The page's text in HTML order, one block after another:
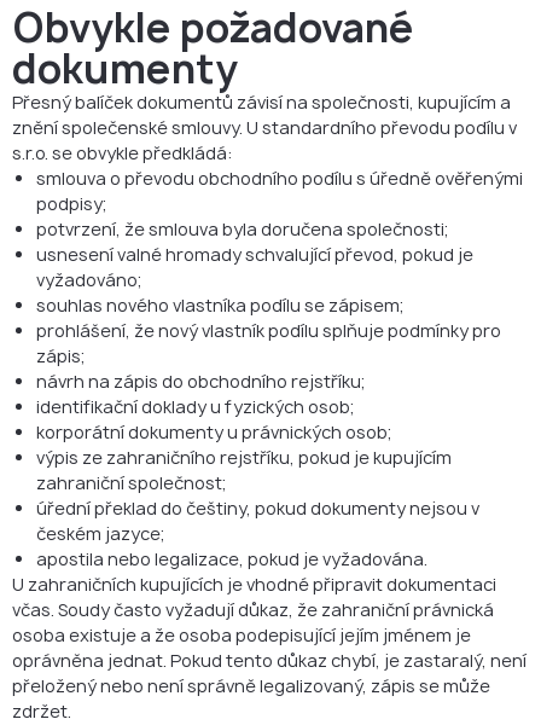
Obvykle požadované
dokumenty
Přesný balíček dokumentů závisí na společnosti, kupujícím a
znění společenské smlouvy. U standardního převodu podílu v
s.r.o. se obvykle předkládá:
smlouva o převodu obchodního podílu s úředně ověřenými
podpisy;
potvrzení, že smlouva byla doručena společnosti;
usnesení valné hromady schvalující převod, pokud je
vyžadováno;
souhlas nového vlastníka podílu se zápisem;
prohlášení, že nový vlastník podílu splňuje podmínky pro
zápis;
návrh na zápis do obchodního rejstříku;
identifikační doklady u fyzických osob;
korporátní dokumenty u právnických osob;
výpis ze zahraničního rejstříku, pokud je kupujícím
zahraniční společnost;
úřední překlad do češtiny, pokud dokumenty nejsou v
českém jazyce;
apostila nebo legalizace, pokud je vyžadována.
U zahraničních kupujících je vhodné připravit dokumentaci
včas. Soudy často vyžadují důkaz, že zahraniční právnická
osoba existuje a že osoba podepisující jejím jménem je
oprávněna jednat. Pokud tento důkaz chybí, je zastaralý, není
přeložený nebo není správně legalizovaný, zápis se může
zdržet.